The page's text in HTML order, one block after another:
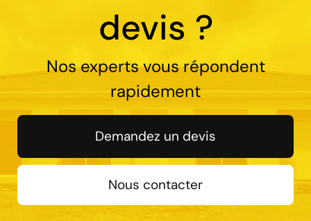
devis ?
Nos experts vous répondent
rapidement
Demandez un devis
Nous contacter